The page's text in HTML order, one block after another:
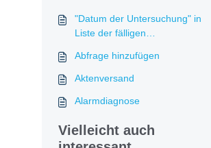
"Datum der Untersuchung" in
Liste der fälligen
Abfrage hinzufügen
Aktenversand
Alarmdiagnose
Vielleicht auch